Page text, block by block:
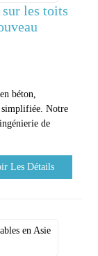
les toits
béton,
simplifiée. Notre
de
Les Détails